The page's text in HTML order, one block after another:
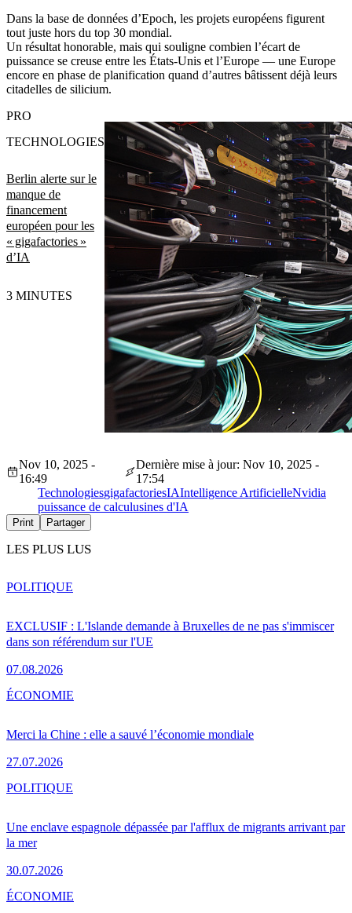
Dans la base de données d’Epoch, les projets européens figurent
tout juste hors du top 30 mondial.
Un résultat honorable, mais qui souligne combien l’écart de
puissance se creuse entre les États-Unis et l’Europe — une Europe
encore en phase de planification quand d’autres bâtissent déjà leurs
citadelles de silicium.
Berlin alerte sur le
manque de
financement
européen pour les
« gigafactories »
d’IA
PRO
TECHNOLOGIES
3 MINUTES
Nov 10, 2025 -
16:49
Dernière mise à jour: Nov 10, 2025 -
17:54
TechnologiesgigafactoriesIAIntelligence ArtificielleNvidia
puissance de calculusines d'IA
Print Partager
LES PLUS LUS
EXCLUSIF : L'Islande demande à Bruxelles de ne pas s'immiscer
dans son référendum sur l'UE
07.08.2026
POLITIQUE
Merci la Chine : elle a sauvé l’économie mondiale
27.07.2026
ÉCONOMIE
Une enclave espagnole dépassée par l'afflux de migrants arrivant par
la mer
30.07.2026
POLITIQUE
ÉCONOMIE